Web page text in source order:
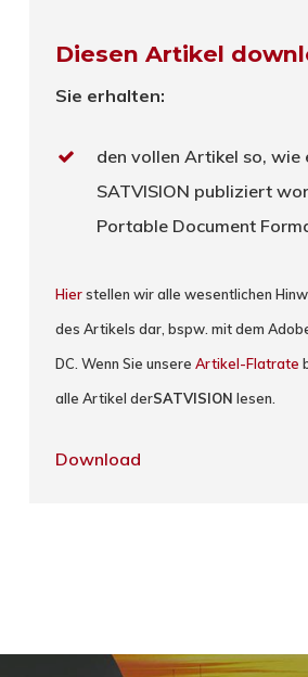
Diesen Artikel
Sie erhalten:
den vollen Artikel so, wie
SATVISION publiziert
Portable Document
Hierstellen wir alle wesentlichen
des Artikels dar, bspw. mit dem
DC. Wenn Sie unsereArtikel-Flatrate
alle Artikel derSATVISION lesen.
Download